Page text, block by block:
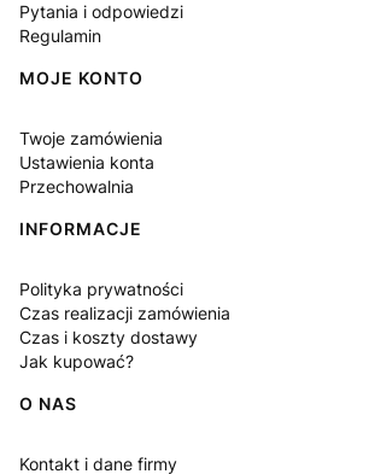
Pytania i odpowiedzi
Regulamin
MOJE KONTO
Twoje zamówienia
Ustawienia konta
Przechowalnia
INFORMACJE
Polityka prywatności
Czas realizacji zamówienia
Czas i koszty dostawy
Jak kupować?
O NAS
Kontakt i dane firmy